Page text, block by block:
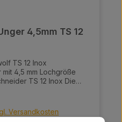
4,5mm TS 12
TS 12 Inox
4,5 mm Lochgröße
TS 12 Inox Die
und innovative
die professionelle
bestehen aus einer
Versandkosten